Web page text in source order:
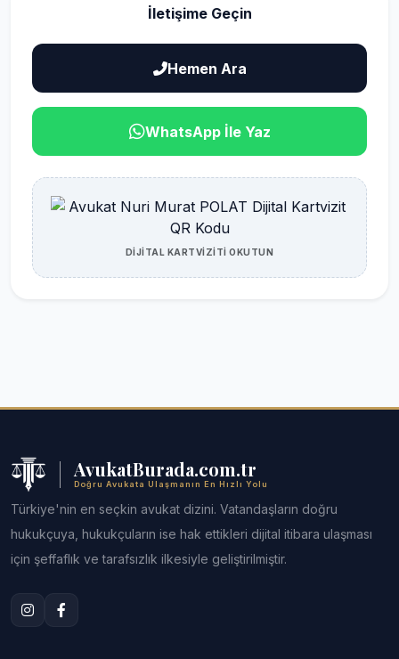
İletişime Geçin
Hemen Ara
WhatsApp İle Yaz
DİJİTAL KARTVİZİTİ OKUTUN
AvukatBurada.com.tr
Doğru Avukata Ulaşmanın En Hızlı Yolu
Türkiye'nin en seçkin avukat dizini. Vatandaşların doğru
hukukçuya, hukukçuların ise hak ettikleri dijital itibara ulaşması
için şeffaflık ve tarafsızlık ilkesiyle geliştirilmiştir.